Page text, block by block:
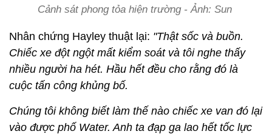
Cảnh sát phong tỏa hiện trường - Ảnh: Sun
Nhân chứng Hayley thuật lại: "Thật sốc và buồn.
Chiếc xe đột ngột mất kiểm soát và tôi nghe thấy
nhiều người ha hét. Hầu hết đều cho rằng đó là
cuộc tấn công khủng bố.
Chúng tôi không biết làm thế nào chiếc xe van đó lại
vào được phố Water. Anh ta đạp ga lao hết tốc lực